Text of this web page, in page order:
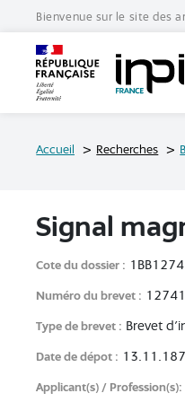
Bienvenue sur le site des
Accueil Recherches
signal
Cote du dossier
Numéro du brevet
Type de brevet Brevet
Date de dépot
Applicant(s) / Profession(s)